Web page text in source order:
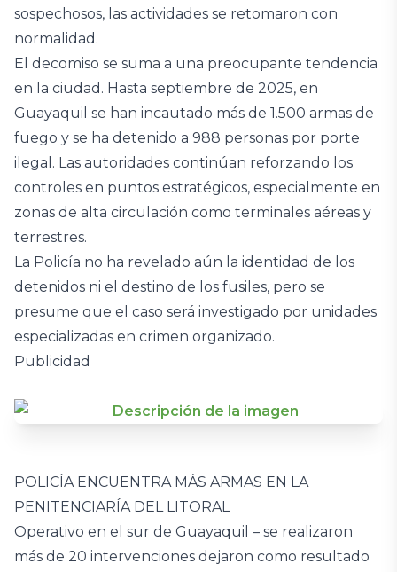
sospechosos, las actividades se retomaron con
normalidad.
El decomiso se suma a una preocupante tendencia
en la ciudad. Hasta septiembre de 2025, en
Guayaquil se han incautado más de 1.500 armas de
fuego y se ha detenido a 988 personas por porte
ilegal. Las autoridades continúan reforzando los
controles en puntos estratégicos, especialmente en
zonas de alta circulación como terminales aéreas y
terrestres.
La Policía no ha revelado aún la identidad de los
detenidos ni el destino de los fusiles, pero se
presume que el caso será investigado por unidades
especializadas en crimen organizado.
Publicidad
POLICÍA ENCUENTRA MÁS ARMAS EN LA
PENITENCIARÍA DEL LITORAL
Operativo en el sur de Guayaquil – se realizaron
más de 20 intervenciones dejaron como resultado